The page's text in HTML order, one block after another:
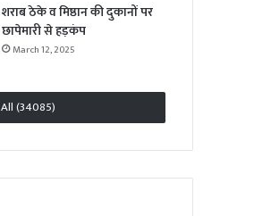
शराब ठेके व मिष्ठान की दुकानों पर
छापेमारी से हड़कंप
March 12, 2025
All (34085)